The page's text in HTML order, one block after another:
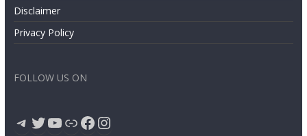
Disclaimer
Privacy Policy
FOLLOW US ON
Telegram
Twitter
YouTube
LinkFacebook
Instagram